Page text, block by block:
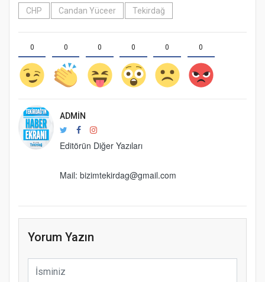
CHP
Candan Yüceer Tekirdağ
0 0 0 0 0 0
ADMIN
Editörün Diğer Yazıları
Mail: bizimtekirdag@gmail.com
Yorum Yazın